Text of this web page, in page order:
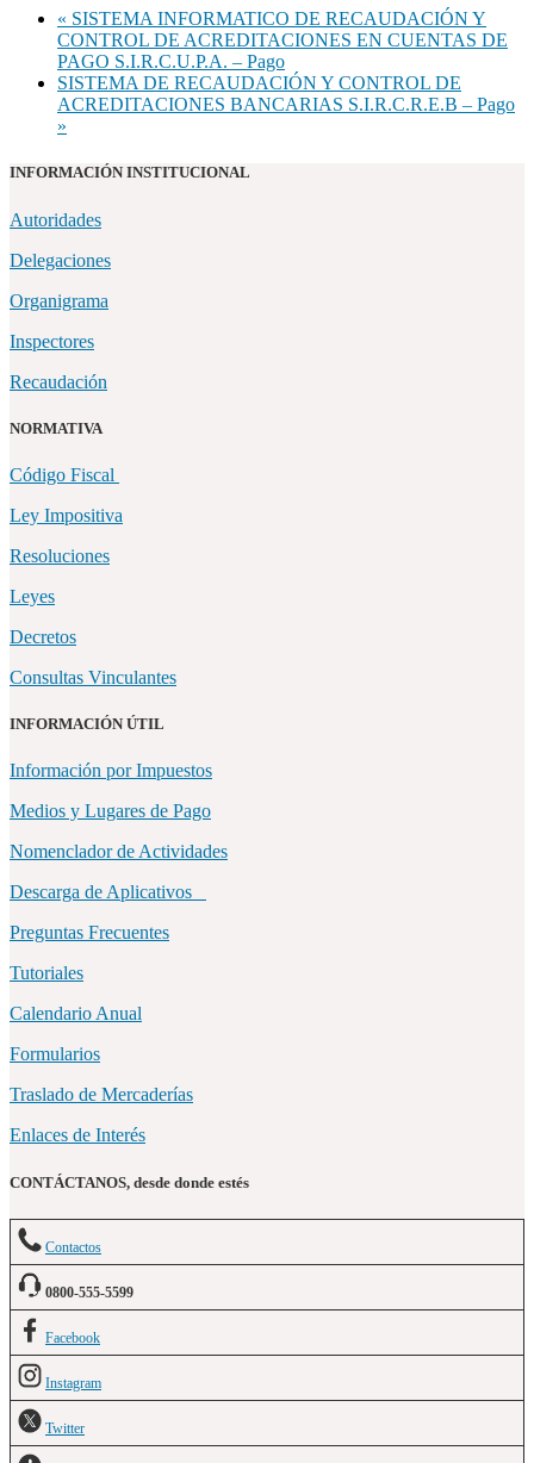
« SISTEMA INFORMATICO DE RECAUDACIÓN Y
CONTROL DE ACREDITACIONES EN CUENTAS DE
PAGO S.I.R.C.U.P.A. – Pago
SISTEMA DE RECAUDACIÓN Y CONTROL DE
ACREDITACIONES BANCARIAS S.I.R.C.R.E.B – Pago
»
INFORMACIÓN INSTITUCIONAL
Autoridades
Delegaciones
Organigrama
Inspectores
Recaudación
NORMATIVA
Código Fiscal
Ley Impositiva
Resoluciones
Leyes
Decretos
Consultas Vinculantes
INFORMACIÓN ÚTIL
Información por Impuestos
Medios y Lugares de Pago
Nomenclador de Actividades
Descarga de Aplicativos
Preguntas Frecuentes
Tutoriales
Calendario Anual
Formularios
Traslado de Mercaderías
Enlaces de Interés
CONTÁCTANOS, desde donde estés
Contactos
0800-555-5599
Facebook
Instagram
Twitter